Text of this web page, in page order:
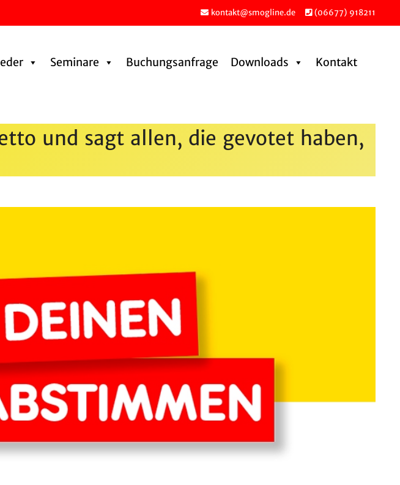
kontakt@smogline.de (06677) 918211
Seminare Buchungs­an­frage Downloads Kontakt
und sagt allen, die gevotet haben,